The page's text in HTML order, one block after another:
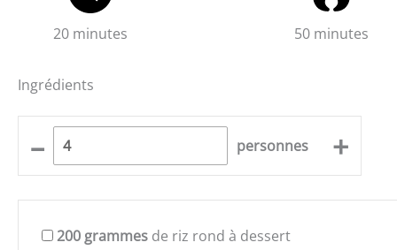
20 minutes 50 minutes
Ingrédients
– personnes +
200 grammes de riz rond à dessert